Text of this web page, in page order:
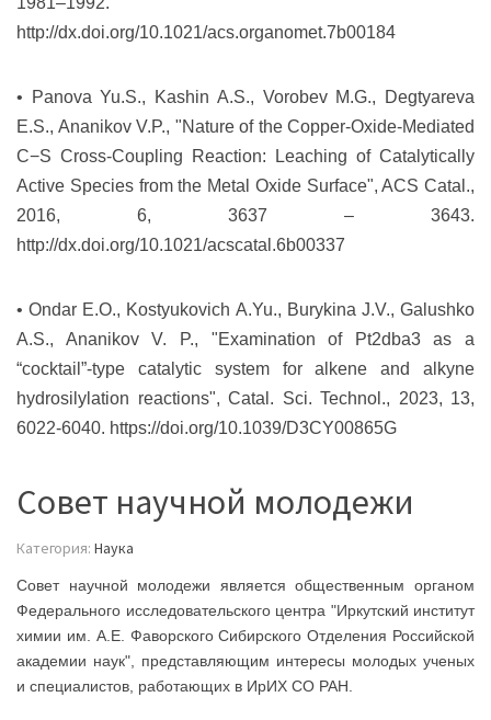
http://dx.doi.org/10.1021/acs.organomet.7b00184
• Panova Yu.S., Kashin A.S., Vorobev M.G., Degtyareva
E.S., Ananikov V.P., "Nature of the Copper-Oxide-Mediated
C−S Cross-Coupling Reaction: Leaching of Catalytically
Active Species from the Metal Oxide Surface", ACS Catal.,
2016, 6, 3637 – 3643.
http://dx.doi.org/10.1021/acscatal.6b00337
• Ondar E.O., Kostyukovich A.Yu., Burykina J.V., Galushko
A.S., Ananikov V. P., "Examination of Pt2dba3 as a
“cocktail”-type catalytic system for alkene and alkyne
hydrosilylation reactions", Catal. Sci. Technol., 2023, 13,
6022-6040. https://doi.org/10.1039/D3CY00865G
Совет научной молодежи
Категория: Наука
Совет научной молодежи является общественным органом
Федерального исследовательского центра "Иркутский институт
химии им. А.Е. Фаворского Сибирского Отделения Российской
академии наук", представляющим интересы молодых ученых
и специалистов, работающих в ИрИХ СО РАН.